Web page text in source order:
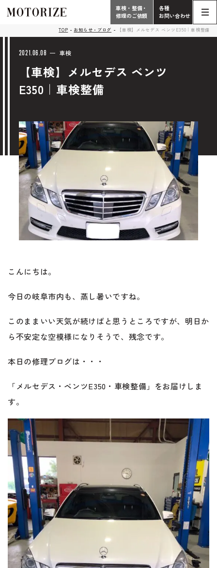
こだわり
中古車販売・在庫車情報
車検・整備・修理のご依頼
中古車探しのご依頼/その他
お問い合わせフォーム
ブランド紹介
ブログ
お客様の声
ケータハム岐阜
プライバシーポリシー
Phone
電話受付時間 10:00 - 18:30（月曜定休）
タップで電話がかかります
お問い合わせ総合
058-247-8001
タップで電話がかかります
Contact Form
24時間受付対応の
買取査定のご依頼
その他のお問い合わせ
電話・メールなどのご連絡方法意外にも、オンラインで
のご相談も可能です。
お問い合わせフォームにて、オンラインでのご連絡をご
希望ください。
Contact
車検・整備・
修理のご依頼
各種
お問い合わせ
TOP お知らせ・ブログ 【車検】メルセデス ベンツE350｜車検整備
2021.06.08 車検
【車検】メルセデス ベンツ
E350｜車検整備
こんにちは。
今日の岐阜市内も、蒸し暑いですね。
このままいい天気が続けばと思うところですが、明日か
ら不安定な空模様になりそうで、残念です。
本日の修理ブログは・・・
「メルセデス・ベンツE350・車検整備」をお届けしま
す。